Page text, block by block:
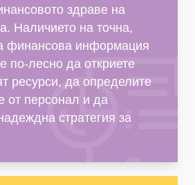
здраве на
Наличието на точна,
финансова информация
по-лесно да откриете
ресурси, да определите
от персонал и да
стратегия за